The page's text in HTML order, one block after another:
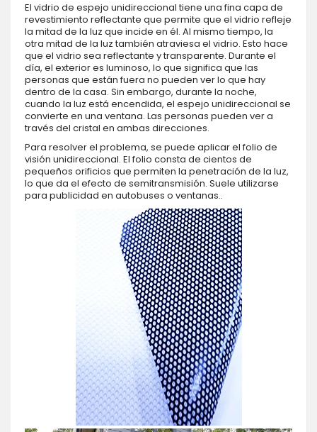
El vidrio de espejo unidireccional tiene una fina capa de
revestimiento reflectante que permite que el vidrio refleje
la mitad de la luz que incide en él. Al mismo tiempo, la
otra mitad de la luz también atraviesa el vidrio. Esto hace
que el vidrio sea reflectante y transparente. Durante el
día, el exterior es luminoso, lo que significa que las
personas que están fuera no pueden ver lo que hay
dentro de la casa. Sin embargo, durante la noche,
cuando la luz está encendida, el espejo unidireccional se
convierte en una ventana. Las personas pueden ver a
través del cristal en ambas direcciones.
Para resolver el problema, se puede aplicar el folio de
visión unidireccional. El folio consta de cientos de
pequeños orificios que permiten la penetración de la luz,
lo que da el efecto de semitransmisión. Suele utilizarse
para publicidad en autobuses o ventanas..